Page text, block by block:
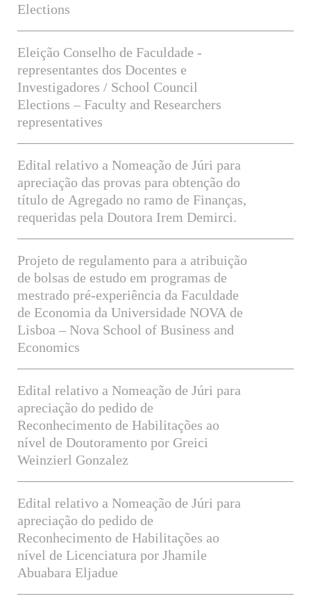
Elections
Eleição Conselho de Faculdade -
representantes dos Docentes e
Investigadores / School Council
Elections – Faculty and Researchers
representatives
Edital relativo a Nomeação de Júri para
apreciação das provas para obtenção do
título de Agregado no ramo de Finanças,
requeridas pela Doutora Irem Demirci.
Projeto de regulamento para a atribuição
de bolsas de estudo em programas de
mestrado pré-experiência da Faculdade
de Economia da Universidade NOVA de
Lisboa – Nova School of Business and
Economics
Edital relativo a Nomeação de Júri para
apreciação do pedido de
Reconhecimento de Habilitações ao
nível de Doutoramento por Greici
Weinzierl Gonzalez
Edital relativo a Nomeação de Júri para
apreciação do pedido de
Reconhecimento de Habilitações ao
nível de Licenciatura por Jhamile
Abuabara Eljadue